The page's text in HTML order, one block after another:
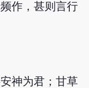
作，甚则言行
神为君；甘草